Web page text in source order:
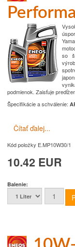
so
podmienok. Zaisťuje
Špecifikácie a schválenie:
Čítať ďalej...
Kód položky E.MP10W30/1
10.42 EUR
Balenie: